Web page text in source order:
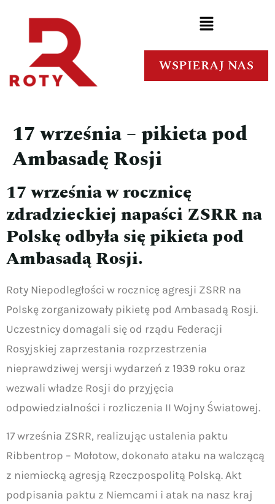
WSPIERAJ NAS
17 września – pikieta pod
Ambasadę Rosji
17 września w rocznicę
zdradzieckiej napaści ZSRR na
Polskę odbyła się pikieta pod
Ambasadą Rosji.
Roty Niepodległości w rocznicę agresji ZSRR na
Polskę zorganizowały pikietę pod Ambasadą Rosji.
Uczestnicy domagali się od rządu Federacji
Rosyjskiej zaprzestania rozprzestrzenia
nieprawdziwej wersji wydarzeń z 1939 roku oraz
wezwali władze Rosji do przyjęcia
odpowiedzialności i rozliczenia II Wojny Światowej.
17 września ZSRR, realizując ustalenia paktu
Ribbentrop – Mołotow, dokonało ataku na walczącą
z niemiecką agresją Rzeczpospolitą Polską. Akt
podpisania paktu z Niemcami i atak na nasz kraj